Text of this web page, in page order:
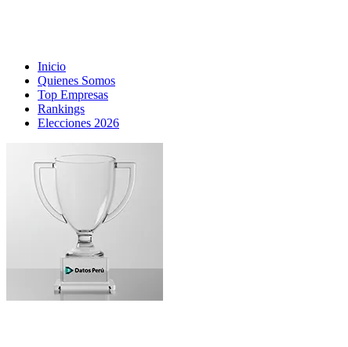
Inicio
Quienes Somos
Top Empresas
Rankings
Elecciones 2026